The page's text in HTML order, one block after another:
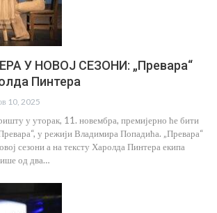
У НОВОЈ СЕЗОНИ: „Превара“
Пинтера
10, 2025
у уторак, 11. новембра, премијерно ће бити
у режији Владимира Попадића. „Превара“
сезони а на тексту Харолда Пинтера екипа
од два…